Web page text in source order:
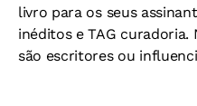
livro para os seus
inéditos e TAG curadoria.
são escritores ou